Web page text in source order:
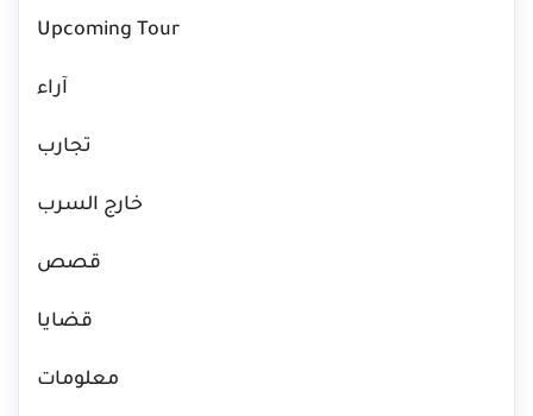
Upcoming Tour
آراء
تجارب
خارج السرب
قصص
قضايا
معلومات